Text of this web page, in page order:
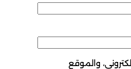
والموقع